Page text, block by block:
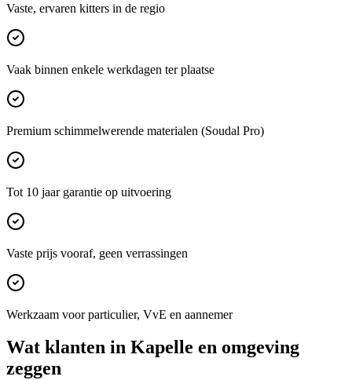
Vaste, ervaren kitters in de regio
Vaak binnen enkele werkdagen ter plaatse
Premium schimmelwerende materialen (Soudal Pro)
Tot 10 jaar garantie op uitvoering
Vaste prijs vooraf, geen verrassingen
Werkzaam voor particulier, VvE en aannemer
Wat klanten in Kapelle en omgeving
zeggen